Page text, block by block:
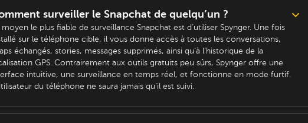
surveiller le Snapchat de quelqu’un ?
moyen le plus fiable de surveillance Snapchat est d’utiliser Spynger. Une fois
sur le téléphone cible, il vous donne accès à toutes les conversations,
échangés, stories, messages supprimés, ainsi qu’à l’historique de la
GPS. Contrairement aux outils gratuits peu sûrs, Spynger offre une
intuitive, une surveillance en temps réel, et fonctionne en mode furtif.
du téléphone ne saura jamais qu’il est suivi.